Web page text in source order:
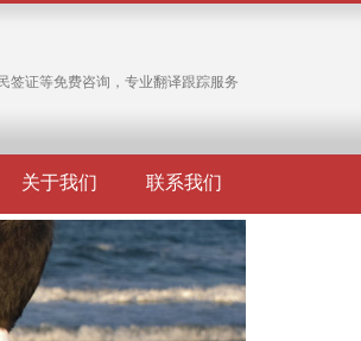
签证等免费咨询，专业翻译跟踪服务
关于我们 联系我们